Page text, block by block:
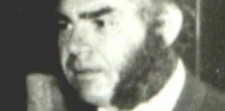
Lightbox
öffnen